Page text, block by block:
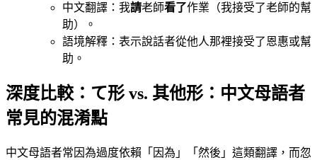
中文翻譯：我請老師看了作業（我接受了老師的幫
助）。
語境解釋：表示說話者從他人那裡接受了恩惠或幫
助。
深度比較：て形 vs. 其他形：中文母語者
常見的混淆點
中文母語者常因為過度依賴「因為」「然後」這類翻譯，而忽